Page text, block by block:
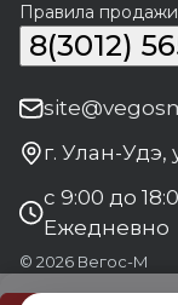
Правила
8(3012)
г. Улан-Удэ,
с 9:00 до
Ежедневно
© 2026 Вегос-М